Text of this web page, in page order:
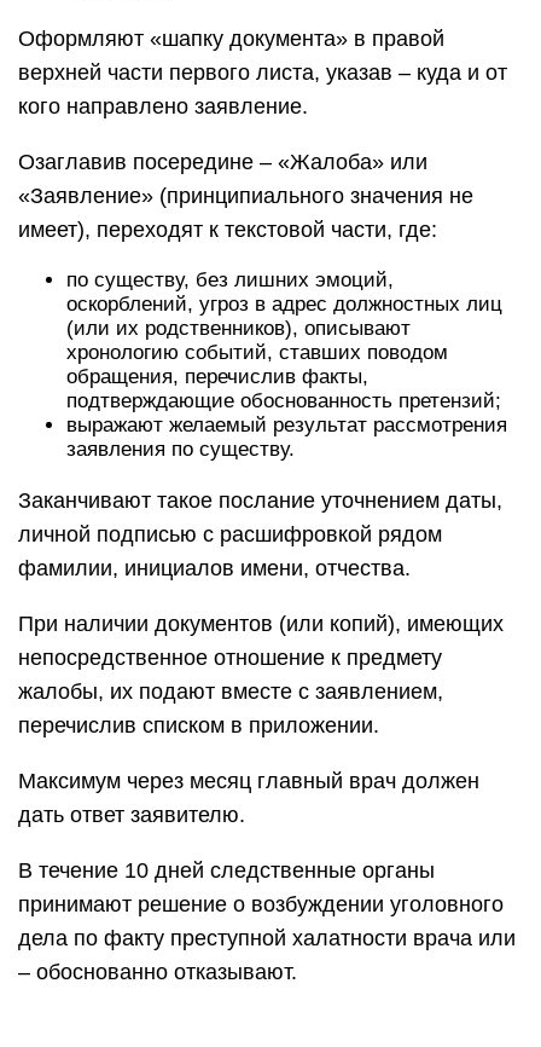
Оформляют «шапку документа» в правой
верхней части первого листа, указав – куда и от
кого направлено заявление.
Озаглавив посередине – «Жалоба» или
«Заявление» (принципиального значения не
имеет), переходят к текстовой части, где:
по существу, без лишних эмоций,
оскорблений, угроз в адрес должностных лиц
(или их родственников), описывают
хронологию событий, ставших поводом
обращения, перечислив факты,
подтверждающие обоснованность претензий;
выражают желаемый результат рассмотрения
заявления по существу.
Заканчивают такое послание уточнением даты,
личной подписью с расшифровкой рядом
фамилии, инициалов имени, отчества.
При наличии документов (или копий), имеющих
непосредственное отношение к предмету
жалобы, их подают вместе с заявлением,
перечислив списком в приложении.
Максимум через месяц главный врач должен
дать ответ заявителю.
В течение 10 дней следственные органы
принимают решение о возбуждении уголовного
дела по факту преступной халатности врача или
– обоснованно отказывают.